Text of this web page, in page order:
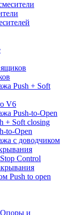
Push + Soft
V6
Push-to-Open
+ Soft closing
to-Open
с доводчиком
Control
Push to open
Опоры и